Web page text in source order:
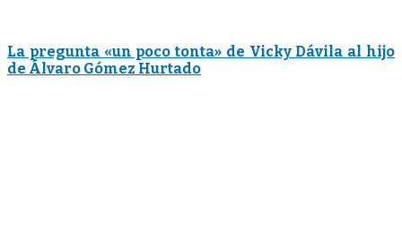
La pregunta «un poco tonta» de Vicky Dávila al hijo
de Álvaro Gómez Hurtado